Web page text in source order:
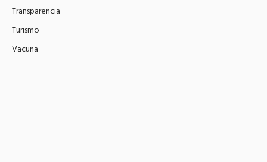
Transparencia
Turismo
Vacuna